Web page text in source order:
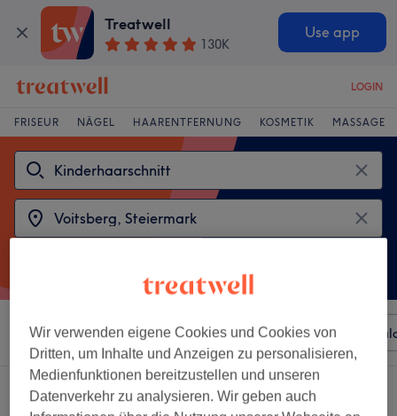
Treatwell
130K
Use app
LOGIN
FRISEUR NÄGEL HAARENTFERNUNG KOSMETIK MASSAGE
Sortieren nach Beliebiger Preis Besonderheiten
2 Salons die anbieten:
kinderhaarschnitt in der Nähe von Voitsberg, Steiermark
Wir verwenden eigene Cookies und Cookies von
Dritten, um Inhalte und Anzeigen zu personalisieren,
Medienfunktionen bereitzustellen und unseren
Datenverkehr zu analysieren. Wir geben auch